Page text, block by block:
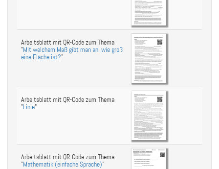
Arbeitsblatt mit QR-Code zum Thema
"Mit welchem Maß gibt man an, wie groß
eine Fläche ist?"
Arbeitsblatt mit QR-Code zum Thema
"Linie"
Arbeitsblatt mit QR-Code zum Thema
"Mathematik (einfache Sprache)"